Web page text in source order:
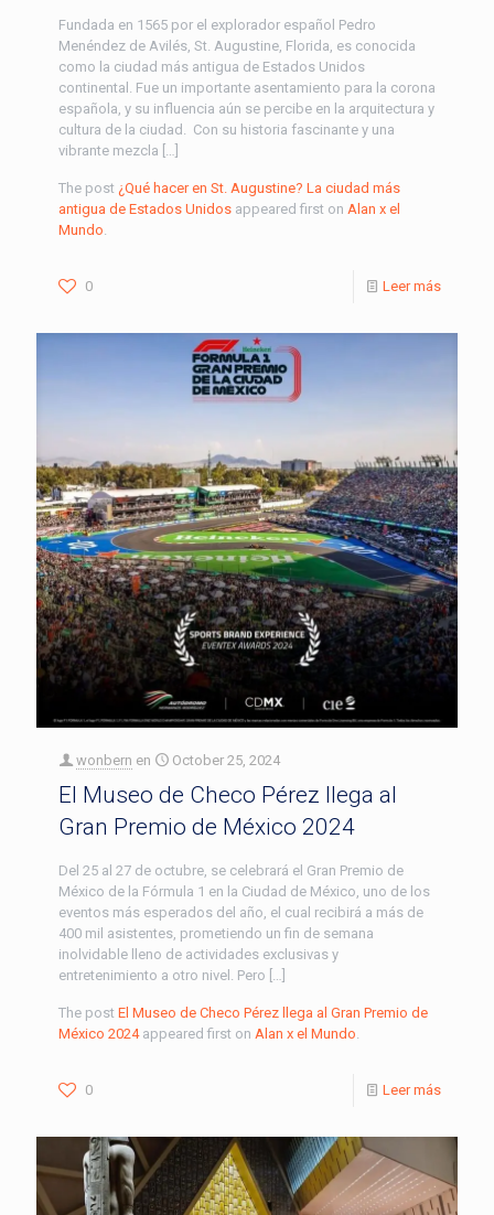
Fundada en 1565 por el explorador español Pedro
Menéndez de Avilés, St. Augustine, Florida, es conocida
como la ciudad más antigua de Estados Unidos
continental. Fue un importante asentamiento para la corona
española, y su influencia aún se percibe en la arquitectura y
cultura de la ciudad. Con su historia fascinante y una
vibrante mezcla […]
The post ¿Qué hacer en St. Augustine? La ciudad más
antigua de Estados Unidos appeared first on Alan x el
Mundo
0 Leer más
wonbern en October 25, 2024
El Museo de Checo Pérez llega al
Gran Premio de México 2024
Del 25 al 27 de octubre, se celebrará el Gran Premio de
México de la Fórmula 1 en la Ciudad de México, uno de los
eventos más esperados del año, el cual recibirá a más de
400 mil asistentes, prometiendo un fin de semana
inolvidable lleno de actividades exclusivas y
entretenimiento a otro nivel. Pero […]
The post El Museo de Checo Pérez llega al Gran Premio de
México 2024appeared first on Alan x el Mundo
0 Leer más